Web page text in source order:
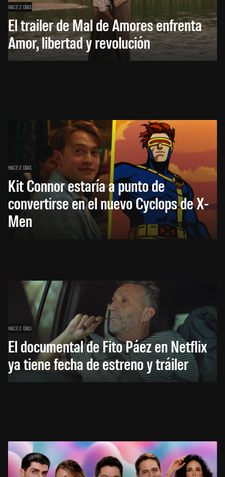
HACE 2 DÍAS
El trailer de Mal de Amores enfrenta
Amor, libertad y revolución
HACE 2 DÍAS
Kit Connor estaría a punto de
convertirse en el nuevo Cyclops de X-
Men
HACE 2 DÍAS
El documental de Fito Páez en Netflix
ya tiene fecha de estreno y tráiler